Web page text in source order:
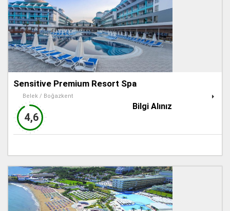
Sensitive Premium Resort Spa
Belek / Boğazkent
4,6
Bilgi Alınız